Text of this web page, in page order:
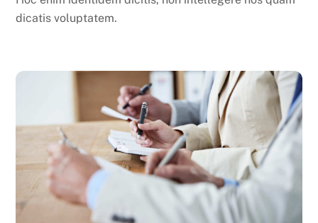
dicatis voluptatem.